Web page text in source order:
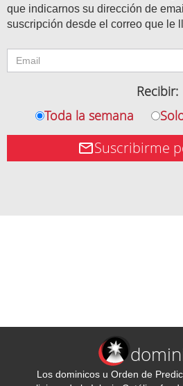
que indicarnos su dirección de
suscripción desde el correo que le
Recibir:
Toda la semana
Suscribirme
Los dominicos u Orden de